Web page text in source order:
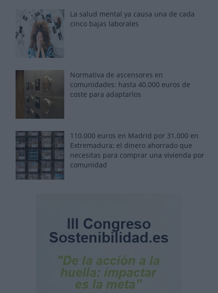
La salud mental ya causa una de cada
cinco bajas laborales
Normativa de ascensores en
comunidades: hasta 40.000 euros de
coste para adaptarlos
110.000 euros en Madrid por 31.000 en
Extremadura: el dinero ahorrado que
necesitas para comprar una vivienda por
comunidad